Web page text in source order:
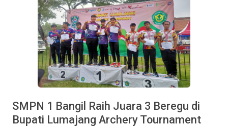
SMPN 1 Bangil Raih Juara 3 Beregu di
Bupati Lumajang Archery Tournament